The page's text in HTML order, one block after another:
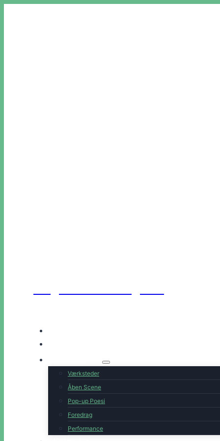
Unge Danske Digtere
Værksteder
Åben Scene
Pop-up Poesi
Foredrag
Performance